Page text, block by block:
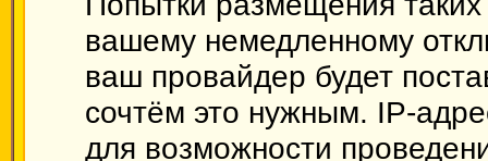
вашему немедленному
ваш провайдер будет
сочтём это нужным. IP-
для возможности